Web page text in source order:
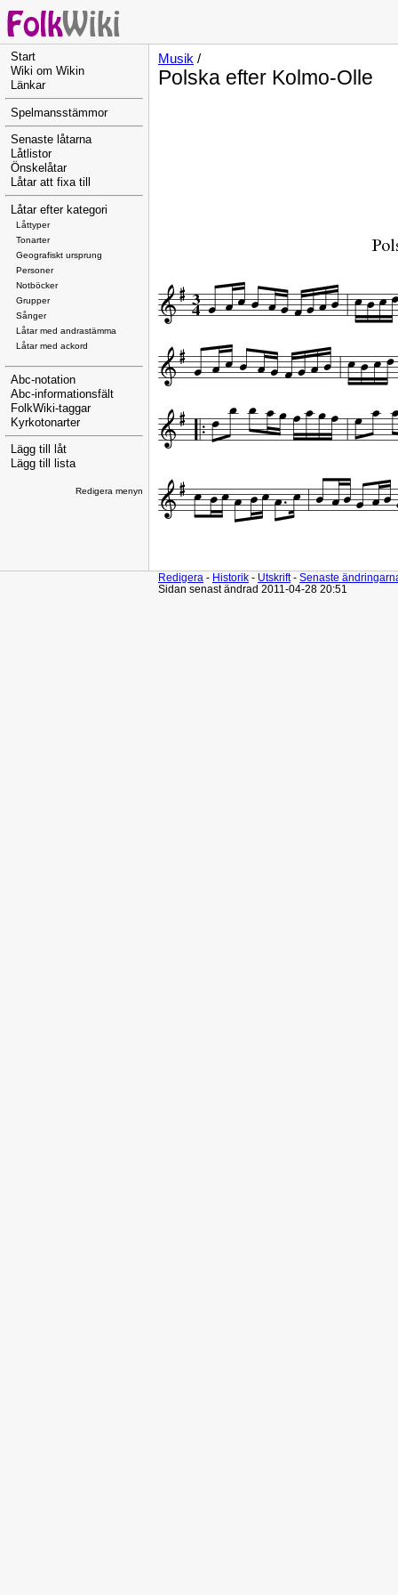
Start
Wiki om Wikin
Länkar
Spelmansstämmor
Senaste låtarna
Låtlistor
Önskelåtar
Låtar att fixa till
Låtar efter kategori
Låttyper
Tonarter
Geografiskt ursprung
Personer
Notböcker
Grupper
Sånger
Låtar med andrastämma
Låtar med ackord
Abc-notation
Abc-informationsfält
FolkWiki-taggar
Kyrkotonarter
Lägg till låt
Lägg till lista
Redigera menyn
Musik /
Polska efter Kolmo-Olle
Redigera - Historik - Utskrift- Senaste
Sidan senast ändrad 2011-04-28 20:51